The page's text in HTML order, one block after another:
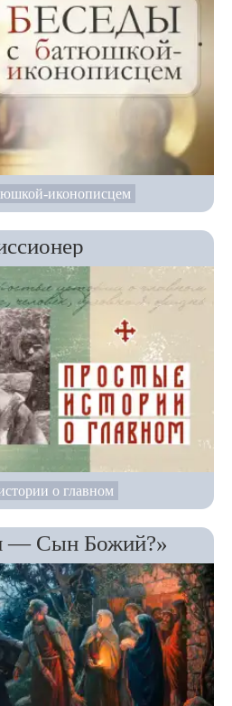
иконописцем
о главном
— Сын Божий?»